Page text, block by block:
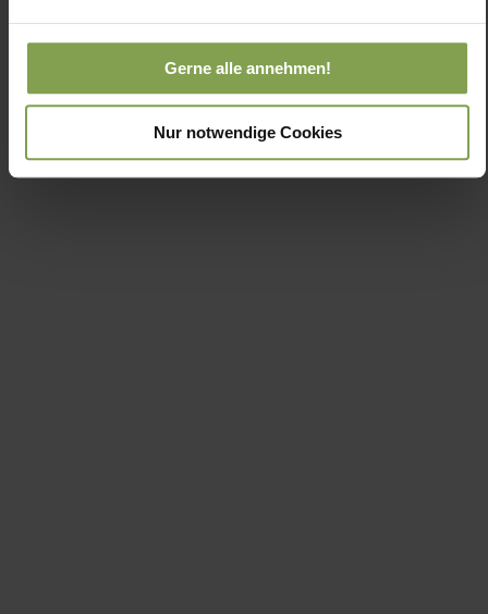
Gerne alle annehmen!
Nur notwendige Cookies